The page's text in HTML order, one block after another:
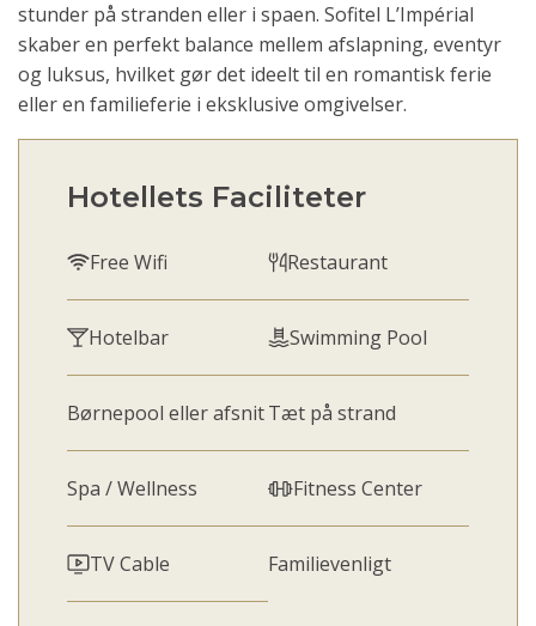
stunder på stranden eller i spaen. Sofitel L’Impérial
skaber en perfekt balance mellem afslapning, eventyr
og luksus, hvilket gør det ideelt til en romantisk ferie
eller en familieferie i eksklusive omgivelser.
Hotellets Faciliteter
Free Wifi Restaurant
Hotelbar Swimming Pool
Børnepool eller afsnitTæt på strand
Spa / Wellness Fitness Center
TV Cable Familievenligt